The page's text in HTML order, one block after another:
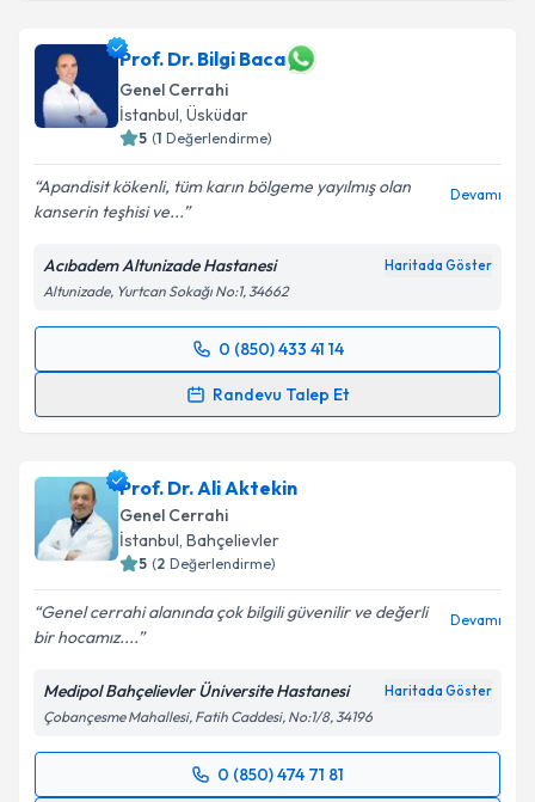
Prof. Dr. Bilgi Baca
Genel Cerrahi
İstanbul, Üsküdar
5 (1 Değerlendirme)
Apandisit kökenli, tüm karın bölgeme yayılmış olan
kanserin teşhisi ve...
Devamı
Acıbadem Altunizade Hastanesi Haritada Göster
Altunizade, Yurtcan Sokağı No:1, 34662
0 (850) 433 41 14
Randevu Talep Et
Randevu Takvimi Talebi
takvim hazırlandığında e-posta ile bilgilendireceğiz.
E-posta Adresiniz
'ni okudum ve kişisel verilerimin belirtilen
kapsamda işlenmesini kabul ediyorum.
Takvim Talebini Gönder
Prof. Dr. Ali Aktekin
Genel Cerrahi
İstanbul, Bahçelievler
5 (2 Değerlendirme)
Genel cerrahi alanında çok bilgili güvenilir ve değerli
bir hocamız....
Devamı
Medipol Bahçelievler Üniversite Hastanesi Haritada Göster
Çobançesme Mahallesi, Fatih Caddesi, No:1/8, 34196
0 (850) 474 71 81
Randevu Takvimi Talebi